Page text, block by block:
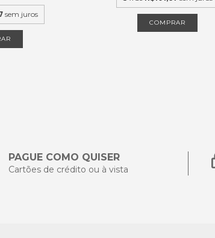
sem juros
COMPRAR
PAGUE COMO QUISER
Cartões de crédito ou à vista